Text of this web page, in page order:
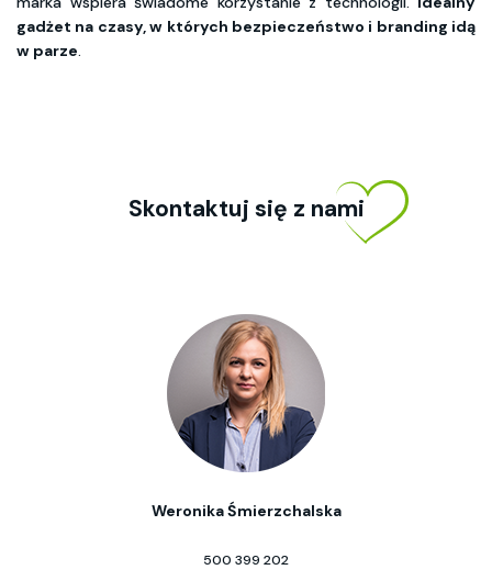
gadżet na czasy, w których bezpieczeństwo i branding idą
w parze.
Skontaktuj się z nami
Weronika Śmierzchalska
500 399 202